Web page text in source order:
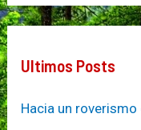
de
Escultismo!!!
Ultimos Posts
Hacia un